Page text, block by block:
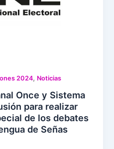
2024, Noticias
Once y Sistema
para realizar
de los debates
de Señas